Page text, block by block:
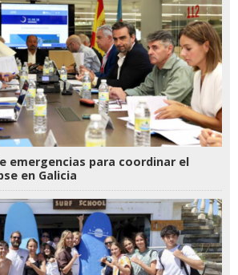
emergencias para coordinar el
en Galicia